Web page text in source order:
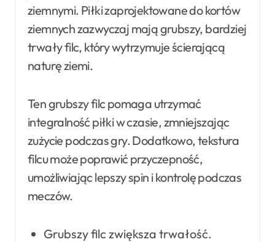
ziemnymi. Piłki zaprojektowane do kortów
ziemnych zazwyczaj mają grubszy, bardziej
trwały filc, który wytrzymuje ścierającą
naturę ziemi.
Ten grubszy filc pomaga utrzymać
integralność piłki w czasie, zmniejszając
zużycie podczas gry. Dodatkowo, tekstura
filcu może poprawić przyczepność,
umożliwiając lepszy spin i kontrolę podczas
meczów.
Grubszy filc zwiększa trwałość.